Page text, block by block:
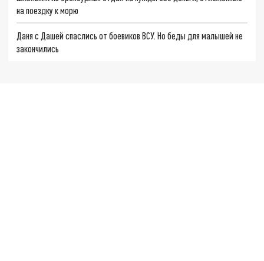
на поездку к морю
Даня с Дашей спаслись от боевиков ВСУ. Но беды для малышей не
закончились